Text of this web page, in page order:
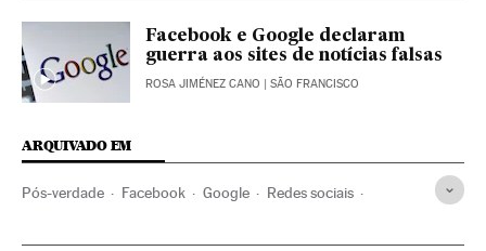
Facebook e Google declaram
guerra aos sites de notícias falsas
ROSA JIMÉNEZ CANO | SÃO FRANCISCO
ARQUIVADO EM
Pós-verdade Facebook Google Redes sociais